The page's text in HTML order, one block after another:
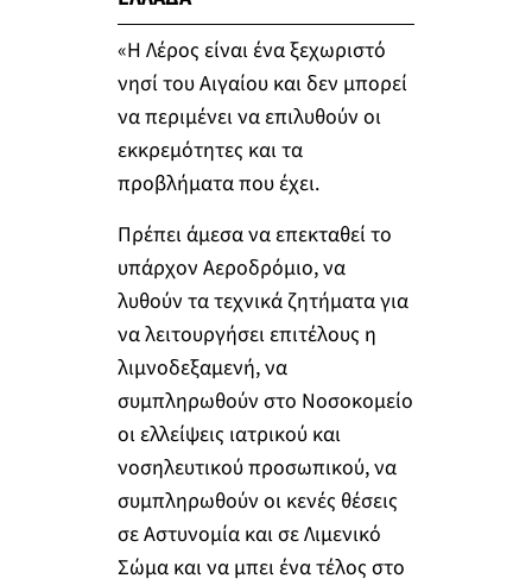
«Η Λέρος είναι ένα ξεχωριστό
νησί του Αιγαίου και δεν μπορεί
να περιμένει να επιλυθούν οι
εκκρεμότητες και τα
προβλήματα που έχει.
Πρέπει άμεσα να επεκταθεί το
υπάρχον Αεροδρόμιο, να
λυθούν τα τεχνικά ζητήματα για
να λειτουργήσει επιτέλους η
λιμνοδεξαμενή, να
συμπληρωθούν στο Νοσοκομείο
οι ελλείψεις ιατρικού και
νοσηλευτικού προσωπικού, να
συμπληρωθούν οι κενές θέσεις
σε Αστυνομία και σε Λιμενικό
Σώμα και να μπει ένα τέλος στο